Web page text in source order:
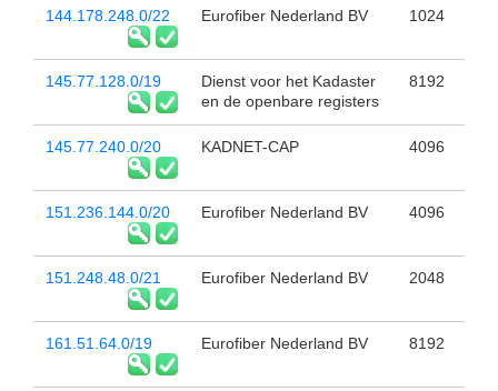
144.178.248.0/22 Eurofiber Nederland BV 1024
145.77.128.0/19
Dienst voor het Kadaster
en de openbare registers
8192
145.77.240.0/20 KADNET-CAP 4096
151.236.144.0/20 Eurofiber Nederland BV 4096
151.248.48.0/21 Eurofiber Nederland BV 2048
161.51.64.0/19 Eurofiber Nederland BV 8192